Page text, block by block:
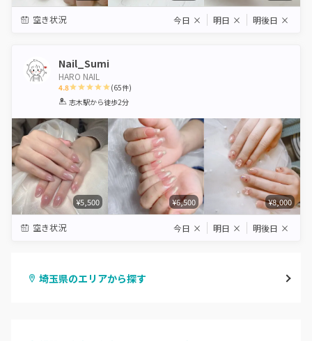
空き状況 今日 × 明日 × 明後日 ×
Nail_Sumi
HARO NAIL
4.8
1 2 3 4 5
(65件)
志木駅から徒歩2分
¥5,500 ¥6,500 ¥8,000
空き状況 今日 × 明日 × 明後日 ×
埼玉県のエリアから探す